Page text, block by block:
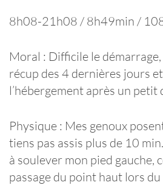
8h08-21h08 / 8h49min /
Moral : Difficile le
récup des 4 dernières jours
l’hébergement après un petit
Physique : Mes genoux
tiens pas assis plus de 10
à soulever mon pied gauche,
passage du point haut lors du